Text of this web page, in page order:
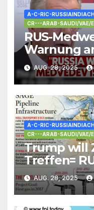
A-C-RIC-
CR---ARAB-SAUDI/VAE/
RUS-
Warnung
NATO-
Reaktion
AUG. 28, 2025
A-C-RIC-
CR---ARAB-SAUDI/VAE/
Trump will
Treffen=
China
AUG. 28, 2025